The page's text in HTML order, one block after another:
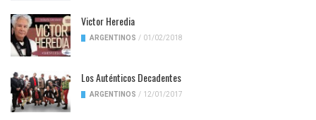
Victor Heredia
ARGENTINOS / 01/02/2018
Los Auténticos Decadentes
ARGENTINOS / 12/01/2017